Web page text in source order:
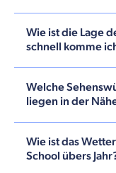
Wie ist die Lage
schnell komme
Welche
liegen in der
Wie ist das
School übers